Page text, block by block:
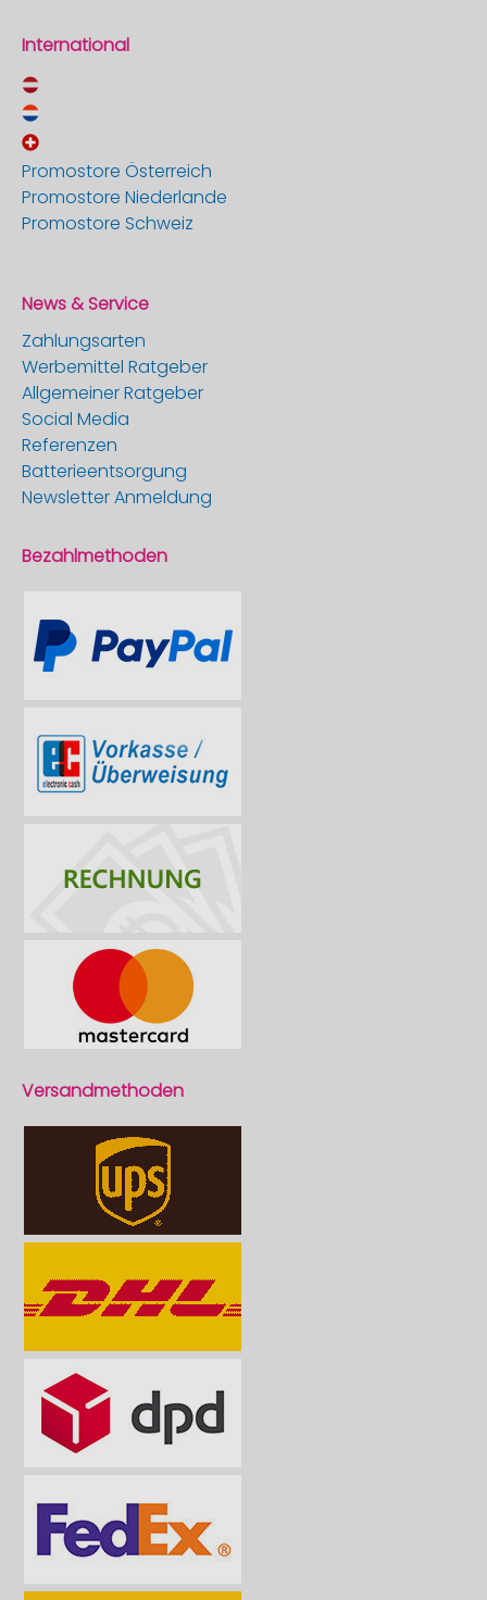
International
Promostore Österreich
Promostore Niederlande
Promostore Schweiz
News & Service
Zahlungsarten
Werbemittel Ratgeber
Allgemeiner Ratgeber
Social Media
Referenzen
Batterieentsorgung
Newsletter Anmeldung
Bezahlmethoden
Versandmethoden